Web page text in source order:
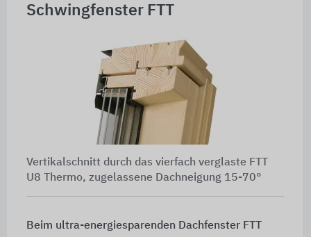
Schwingfenster FTT
Vertikalschnitt durch das vierfach verglaste FTT
U8 Thermo, zugelassene Dachneigung 15-70°
Beim ultra-energiesparenden Dachfenster FTT